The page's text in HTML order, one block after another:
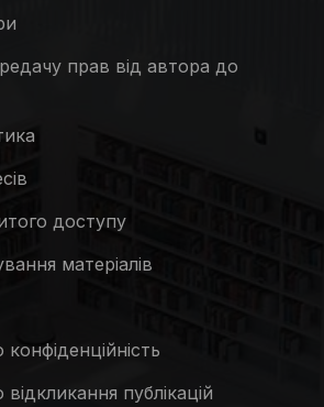
прав від автора до
доступу
матеріалів
публікацій